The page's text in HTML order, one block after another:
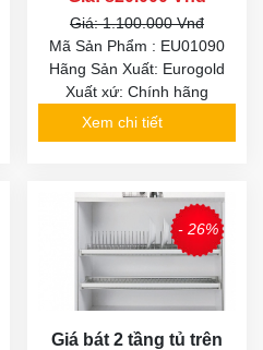
Giá: 1.100.000 Vnđ
Mã Sản Phẩm : EU01090
Hãng Sản Xuất: Eurogold
Xuất xứ: Chính hãng
Xem chi tiết
- 26%
Giá bát 2 tầng tủ trên